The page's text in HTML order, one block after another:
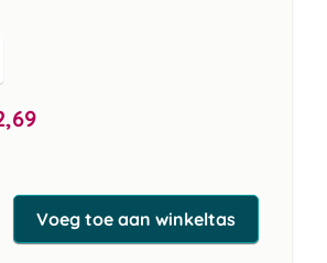
Voeg toe aan winkeltas